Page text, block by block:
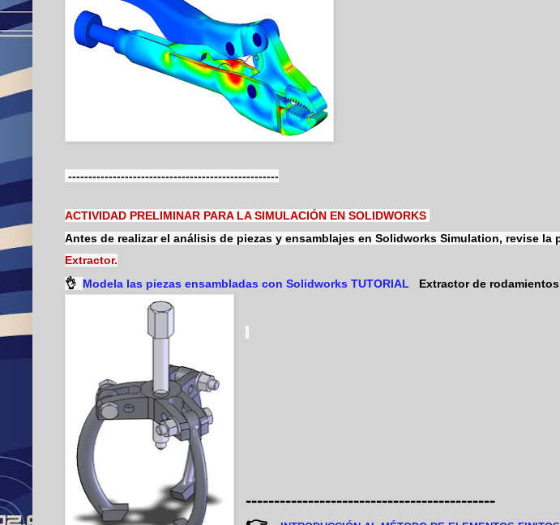
----------------------------------------------------
ACTIVIDAD PRELIMINAR PARA LA SIMULACIÓN EN SOLIDWORKS
Antes de realizar el análisis de piezas y ensamblajes en Solidworks Simulation, revise
Extractor.
👌 Modela las piezas ensambladas con Solidworks TUTORIAL Extractor de
--------------------------------------------